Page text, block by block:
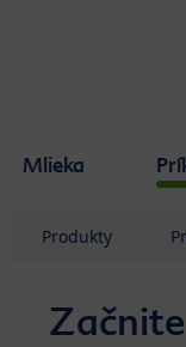
Mlieka
Produkty